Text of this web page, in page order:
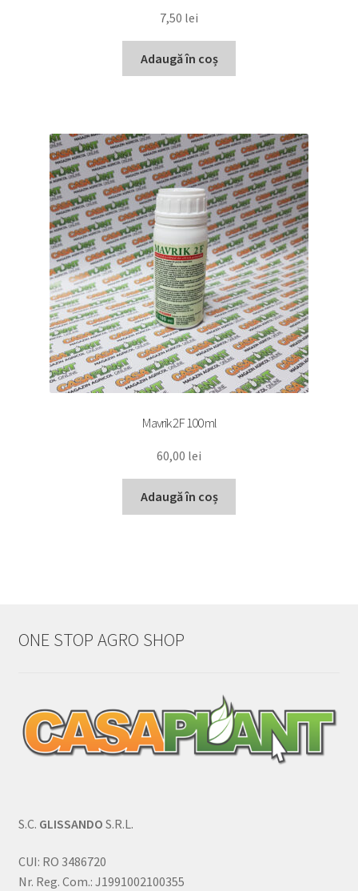
7,50 lei
Adaugă în coș
Mavrik 2F 100 ml
60,00 lei
Adaugă în coș
ONE STOP AGRO SHOP
S.C. GLISSANDO S.R.L.
CUI: RO 3486720
Nr. Reg. Com.: J1991002100355